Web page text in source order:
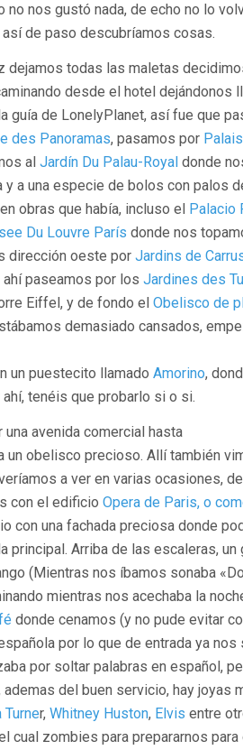
nos gustó nada, de echo no lo
de paso descubríamos cosas.
dejamos todas las maletas
desde el hotel dejándonos
guía de LonelyPlanet, así fue que
des Panoramas, pasamos por
al Jardín Du Palau-Royal donde
a una especie de bolos con palos
obras que había, incluso el Palacio
Du Louvre París donde nos
dirección oeste por Jardins de
ahí paseamos por los Jardines des
Eiffel, y de fondo el Obelisco de
demasiado cansados,
un puestecito llamado Amorino,
tenéis que probarlo si o si.
avenida comercial hasta
un obelisco precioso. Allí también
a ver en varias ocasiones,
con el edificio Opera de Paris, o
con una fachada preciosa donde
principal. Arriba de las escaleras, un
(Mientras nos íbamos sonaba
mientras nos acechaba la
donde cenamos (y no pude evitar
por lo que de entrada ya
por soltar palabras en español,
del buen servicio, hay joyas
Turner, Whitney Huston, Elvis entre
cual zombies para prepararnos para